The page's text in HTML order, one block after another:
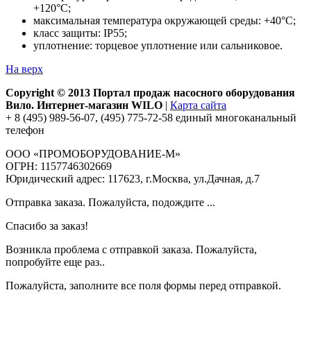
+120°С;
максимальная температура окружающей среды: +40°С;
класс защиты: IP55;
уплотнение: торцевое уплотнение или сальниковое.
На верх
Copyright © 2013 Портал продаж насосного оборудования
Вило. Интернет-магазин WILO | Карта сайта
+ 8 (495) 989-56-07, (495) 775-72-58 единый многоканальный
телефон
ООО «ПРОМОБОРУДОВАНИЕ-М»
ОГРН: 1157746302669
Юридический адрес: 117623, г.Москва, ул.Дачная, д.7
Отправка заказа. Пожалуйста, подождите ...
Спасибо за заказ!
Возникла проблема с отправкой заказа. Пожалуйста,
попробуйте еще раз..
Пожалуйста, заполните все поля формы перед отправкой.